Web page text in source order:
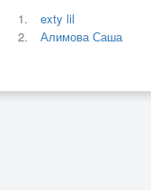
exty lil
Алимова Саша